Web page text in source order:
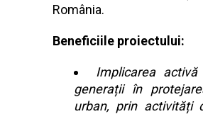
România.
Beneficiile proiectului:
Implicarea
generații în
urban, prin activități